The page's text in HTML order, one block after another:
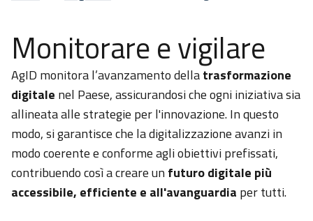
Linee
Guida
Academy
Comunicazione
Monitorare e vigilare
AgID monitora l’avanzamento dellatrasformazione
digitale nel Paese, assicurandosi che ogni iniziativa sia
allineata alle strategie per l'innovazione. In questo
modo, si garantisce che la digitalizzazione avanzi in
modo coerente e conforme agli obiettivi prefissati,
contribuendo così a creare un futuro digitale più
accessibile, efficiente e all'avanguardia per tutti.